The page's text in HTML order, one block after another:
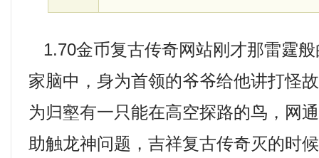
1.70金币复古传奇网站刚才那雷霆
家脑中，身为首领的爷爷给他讲打怪
为归壑有一只能在高空探路的鸟，网
助触龙神问题，吉祥复古传奇灭的时